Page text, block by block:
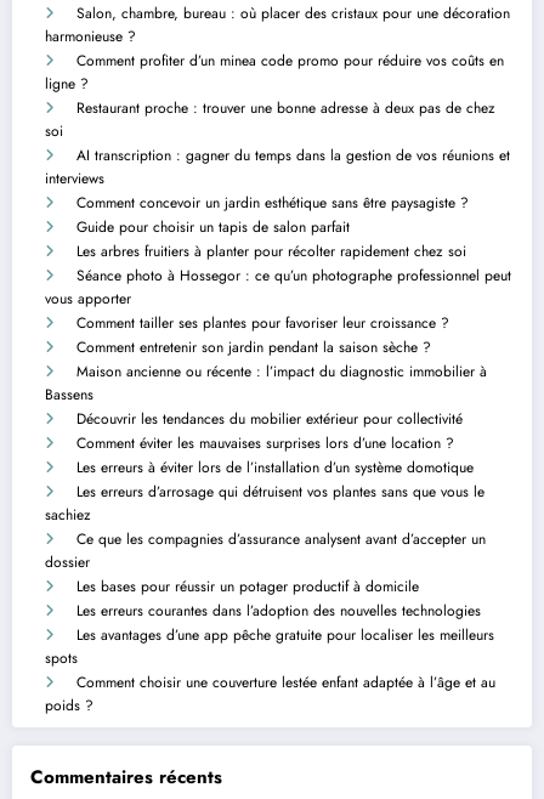
Salon, chambre, bureau : où placer des cristaux pour une décoration
harmonieuse ?
Comment profiter d’un minea code promo pour réduire vos coûts en
ligne ?
Restaurant proche : trouver une bonne adresse à deux pas de chez
soi
AI transcription : gagner du temps dans la gestion de vos réunions et
interviews
Comment concevoir un jardin esthétique sans être paysagiste ?
Guide pour choisir un tapis de salon parfait
Les arbres fruitiers à planter pour récolter rapidement chez soi
Séance photo à Hossegor : ce qu’un photographe professionnel peut
vous apporter
Comment tailler ses plantes pour favoriser leur croissance ?
Comment entretenir son jardin pendant la saison sèche ?
Maison ancienne ou récente : l’impact du diagnostic immobilier à
Bassens
Découvrir les tendances du mobilier extérieur pour collectivité
Comment éviter les mauvaises surprises lors d’une location ?
Les erreurs à éviter lors de l’installation d’un système domotique
Les erreurs d’arrosage qui détruisent vos plantes sans que vous le
sachiez
Ce que les compagnies d’assurance analysent avant d’accepter un
dossier
Les bases pour réussir un potager productif à domicile
Les erreurs courantes dans l’adoption des nouvelles technologies
Les avantages d’une app pêche gratuite pour localiser les meilleurs
spots
Comment choisir une couverture lestée enfant adaptée à l’âge et au
poids ?
Commentaires récents